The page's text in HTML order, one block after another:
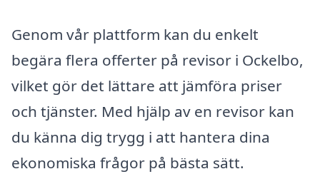
Genom vår plattform kan du enkelt
begära flera offerter på revisor i Ockelbo,
vilket gör det lättare att jämföra priser
och tjänster. Med hjälp av en revisor kan
du känna dig trygg i att hantera dina
ekonomiska frågor på bästa sätt.